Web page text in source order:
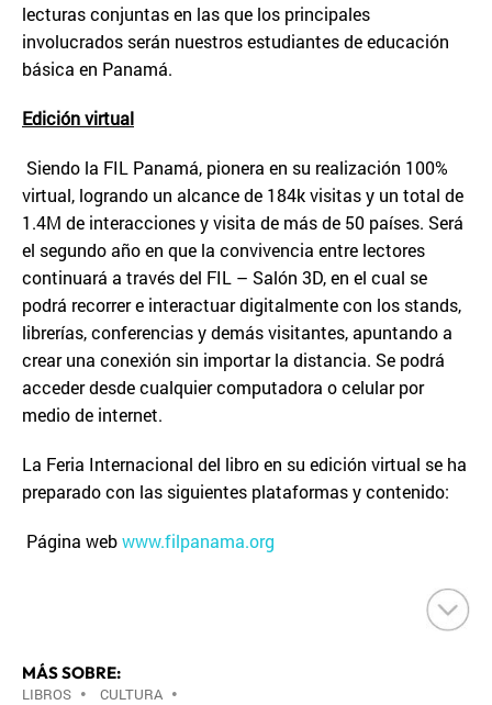
lecturas conjuntas en las que los principales
involucrados serán nuestros estudiantes de educación
básica en Panamá.
Edición virtual
Siendo la FIL Panamá, pionera en su realización 100%
virtual, logrando un alcance de 184k visitas y un total de
1.4M de interacciones y visita de más de 50 países. Será
el segundo año en que la convivencia entre lectores
continuará a través del FIL – Salón 3D, en el cual se
podrá recorrer e interactuar digitalmente con los stands,
librerías, conferencias y demás visitantes, apuntando a
crear una conexión sin importar la distancia. Se podrá
acceder desde cualquier computadora o celular por
medio de internet.
La Feria Internacional del libro en su edición virtual se ha
preparado con las siguientes plataformas y contenido:
Página webwww.filpanama.org
MÁS SOBRE:
LIBROS • CULTURA •